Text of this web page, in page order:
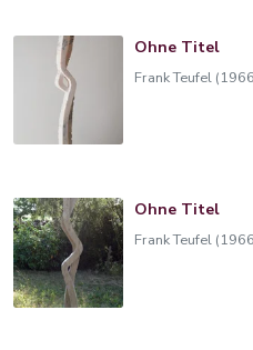
Ohne Titel
Frank Teufel
Ohne Titel
Frank Teufel